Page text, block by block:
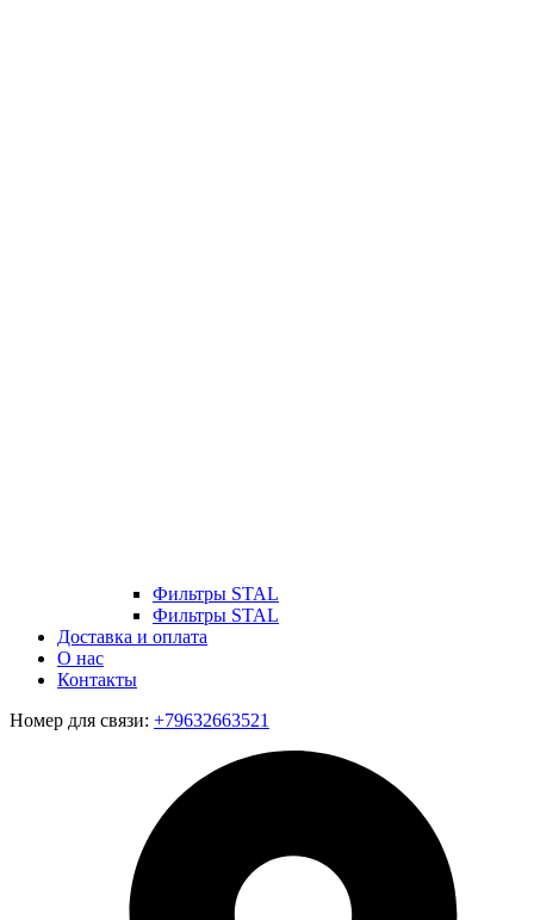
Фильтры STAL
Фильтры STAL
Доставка и оплата
О нас
Контакты
Номер для связи: +79632663521